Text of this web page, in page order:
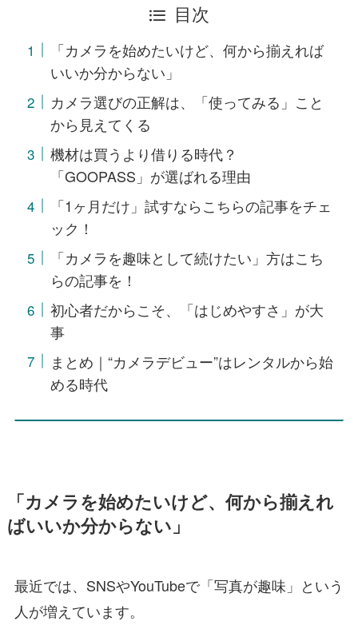
目次
「カメラを始めたいけど、何から揃えれば
いいか分からない」
カメラ選びの正解は、「使ってみる」こと
から見えてくる
機材は買うより借りる時代？
「GOOPASS」が選ばれる理由
「1ヶ月だけ」試すならこちらの記事をチェ
ック！
「カメラを趣味として続けたい」方はこち
らの記事を！
初心者だからこそ、「はじめやすさ」が大
事
まとめ｜“カメラデビュー”はレンタルから始
める時代
「カメラを始めたいけど、何から揃えれ
ばいいか分からない」
最近では、SNSやYouTubeで「写真が趣味」という
人が増えています。